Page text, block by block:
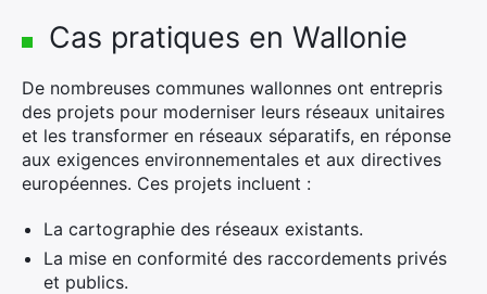
Cas pratiques en Wallonie
De nombreuses communes wallonnes ont entrepris
des projets pour moderniser leurs réseaux unitaires
et les transformer en réseaux séparatifs, en réponse
aux exigences environnementales et aux directives
européennes. Ces projets incluent :
La cartographie des réseaux existants.
La mise en conformité des raccordements privés
et publics.